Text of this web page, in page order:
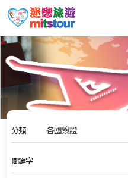
分類
關鍵字